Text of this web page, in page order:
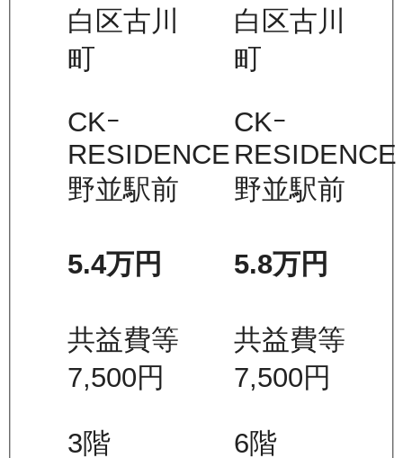
白区古川
町
CKｰ
RESIDENCE
野並駅前
5.4万円
共益費等
7,500円
3階
白区古川
町
CKｰ
RESIDENCE
野並駅前
5.8万円
共益費等
7,500円
6階